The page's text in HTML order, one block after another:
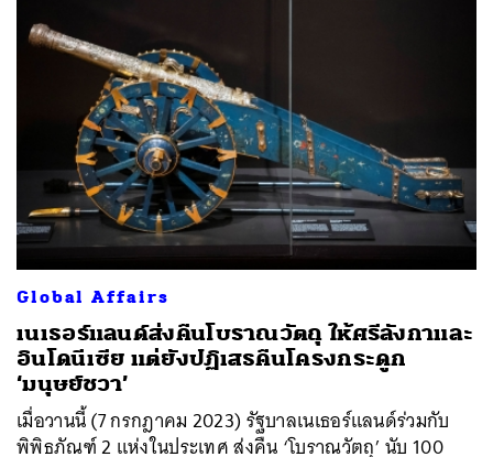
Global Affairs
เนเธอร์แลนด์ส่งคืนโบราณวัตถุ ให้ศรีลังกาและ
อินโดนีเซีย แต่ยังปฏิเสธคืนโครงกระดูก
‘มนุษย์ชวา’
เมื่อวานนี้ (7 กรกฎาคม 2023) รัฐบาลเนเธอร์แลนด์ร่วมกับ
พิพิธภัณฑ์ 2 แห่งในประเทศ ส่งคืน ‘โบราณวัตถุ’ นับ 100